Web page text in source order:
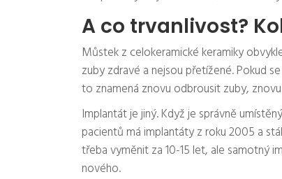
A co trvanlivost?
Můstek z celokeramické keramiky
zuby zdravé a nejsou přetížené. Pokud
to znamená znovu odbrousit zuby,
Implantát je jiný. Když je správně
pacientů má implantáty z roku 2005 a
třeba vyměnit za 10-15 let, ale samotný
nového.